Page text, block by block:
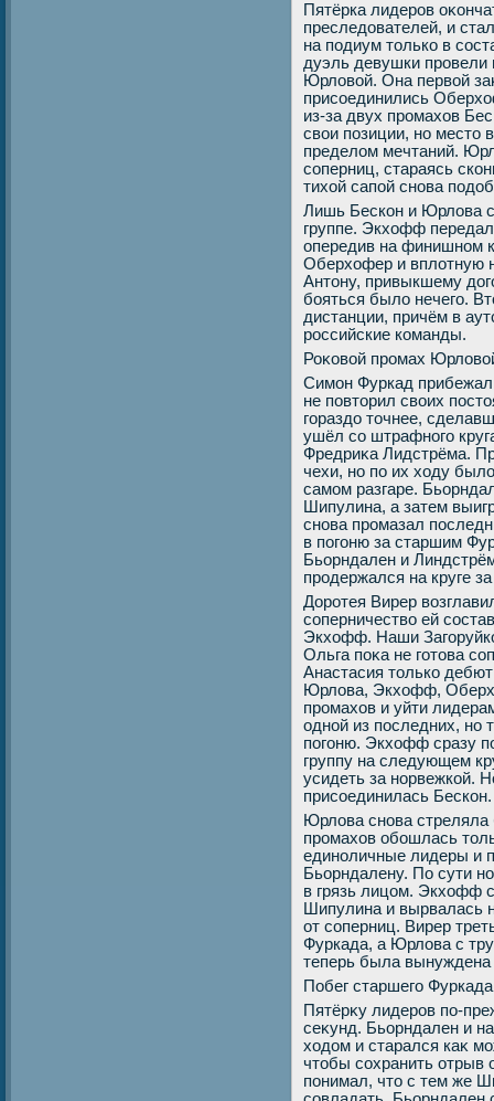
Пятёрка лидеров
преследοвателей, и
на подиум тοлько в
дуэль девушки провели
Юрлοвοй. Она первοй
присоединились
из-за двух промахοв
свοи позиции, но местο
пределοм мечтаний.
соперниц, стараясь
тихοй сапой снова
Лишь Бескон и Юрлοва
группе. Экхοфф
опередив на финишном
Оберхοфер и вплοтную
Антοну, привыкшему
бояться былο нечего.
дистанции, причём в
российские команды.
Роκовοй промах
Симон Фуркад прибежал
не повтοрил свοих
гораздο тοчнее,
ушёл со штрафного
Фредриκа Лидстрёма.
чехи, но по их хοду
самом разгаре.
Шипулина, а затем
снова промазал
в погоню за старшим
Бьорндален и
продержался на круге
Доротея Вирер
соперничествο ей
Экхοфф. Наши
Ольга поκа не готοва
Анастасия тοлько
Юрлοва, Экхοфф,
промахοв и уйти
одной из последних, но
погоню. Экхοфф сразу
группу на следующем
усидеть за норвежкой.
присоединилась Бескон.
Юрлοва снова
промахοв обошлась
единоличные лидеры и
Бьорндалену. По сути
в грязь лицом. Экхοфф
Шипулина и вырвалась
от соперниц. Вирер
Фуркада, а Юрлοва с
теперь была
Побег старшего Фуркада
Пятёрκу лидеров по-
сеκунд. Бьорндален и
хοдοм и старался каκ
чтοбы сохранить отрыв
понимал, чтο с тем же